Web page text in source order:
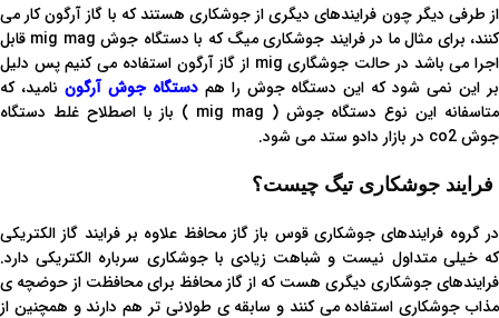
از طرفی دیگر چون فرایندهای دیگری از جوشکاری هستند که با گاز آرگون کار می
کنند، برای مثال ما در فرایند جوشکاری میگ که با دستگاه جوش mig mag قابل
اجرا می باشد در حالت جوشگاری mig از گاز آرگون استفاده می کنیم پس دلیل
بر این نمی شود که این دستگاه جوش را همدستگاه جوش آرگون نامید، که
متاسفانه این نوع دستگاه جوش ( mig mag ) باز با اصطلاح غلط دستگاه
جوش co2 در بازار دادو ستد می شود.
فرایند جوشکاری تیگ چیست؟
در گروه فرایندهای جوشکاری قوس باز گاز محافظ علاوه بر فرایند گاز الکتریکی
که خیلی متداول نیست و شباهت زیادی با جوشکاری سرباره الکتریکی دارد.
فرایندهای جوشکاری دیگری هست که از گاز محافظ برای محافظت از حوضچه ی
مذاب جوشکاری استفاده می کنند و سابقه ی طولانی تر هم دارند و همچنین از